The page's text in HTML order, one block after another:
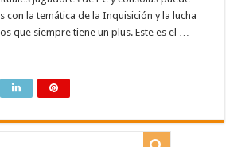
con la temática de la Inquisición y la lucha
que siempre tiene un plus. Este es el …